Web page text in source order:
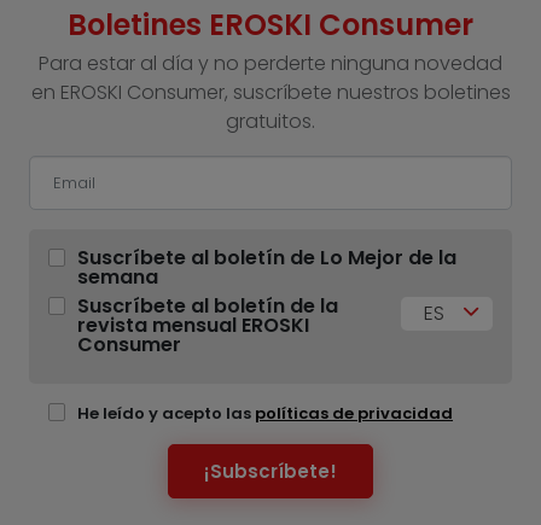
Boletines EROSKI Consumer
Para estar al día y no perderte ninguna novedad
en EROSKI Consumer, suscríbete nuestros boletines
gratuitos.
Suscríbete al boletín de Lo Mejor de la
semana
Suscríbete al boletín de la
revista mensual EROSKI
Consumer
ES
He leído y acepto las políticas de privacidad
¡Subscríbete!